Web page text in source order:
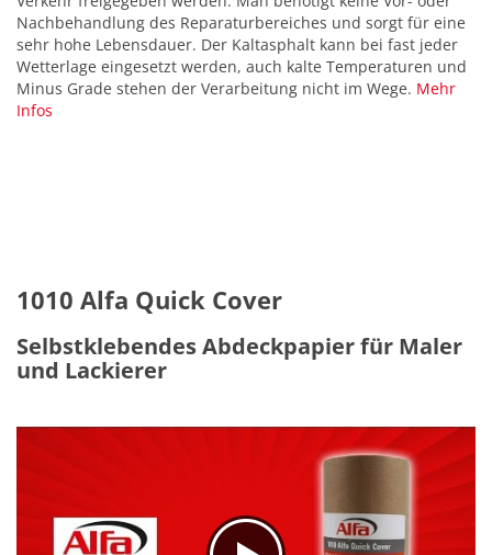
Nachbehandlung des Reparaturbereiches und sorgt für eine
sehr hohe Lebensdauer. Der Kaltasphalt kann bei fast jeder
Wetterlage eingesetzt werden, auch kalte Temperaturen und
Minus Grade stehen der Verarbeitung nicht im Wege. Mehr
Infos
1010 Alfa Quick Cover
Selbstklebendes Abdeckpapier für Maler
und Lackierer